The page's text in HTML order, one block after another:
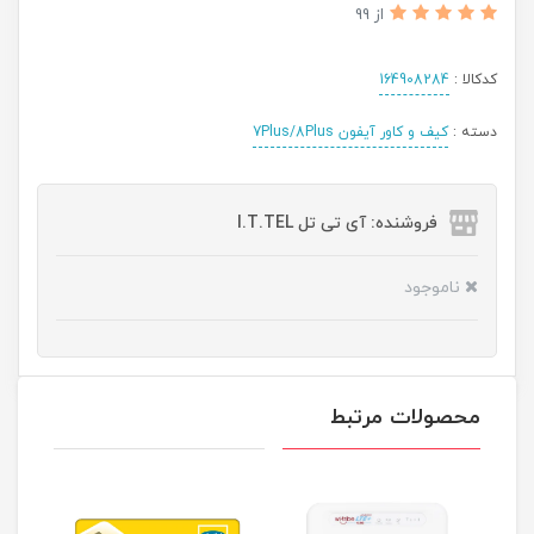
از 99
کدکالا : 164908284
دسته :کیف و کاور آیفون 7Plus/8Plus
فروشنده: آی تی تل I.T.TEL
ناموجود
محصولات مرتبط